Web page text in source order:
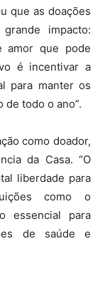
que as doações
impacto:
amor que pode
é incentivar a
para manter os
todo o ano”.
como doador,
da Casa. “O
liberdade para
como o
essencial para
de saúde e